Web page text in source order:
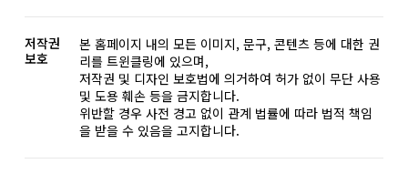
저작권
보호
본 홈페이지 내의 모든 이미지, 문구, 콘텐츠 등에 대한 권
리를 트윈클링에 있으며,
저작권 및 디자인 보호법에 의거하여 허가 없이 무단 사용
및 도용 훼손 등을 금지합니다.
위반할 경우 사전 경고 없이 관계 법률에 따라 법적 책임
을 받을 수 있음을 고지합니다.